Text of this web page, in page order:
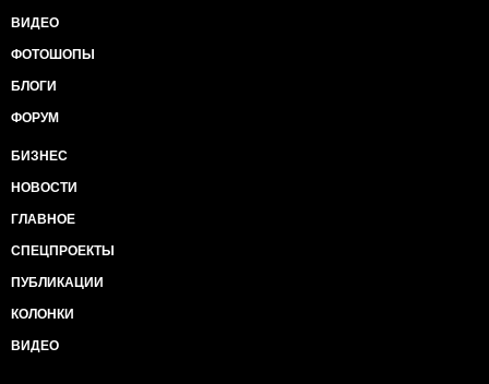
ВИДЕО
ФОТОШОПЫ
БЛОГИ
ФОРУМ
БИЗНЕС
НОВОСТИ
ГЛАВНОЕ
СПЕЦПРОЕКТЫ
ПУБЛИКАЦИИ
КОЛОНКИ
ВИДЕО